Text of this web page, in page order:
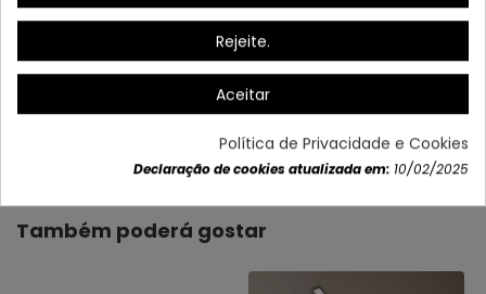
Dados do produto
Também poderá gostar
Rejeite.
Aceitar
Política de Privacidade e Cookies
Declaração de cookies atualizada em: 10/02/2025